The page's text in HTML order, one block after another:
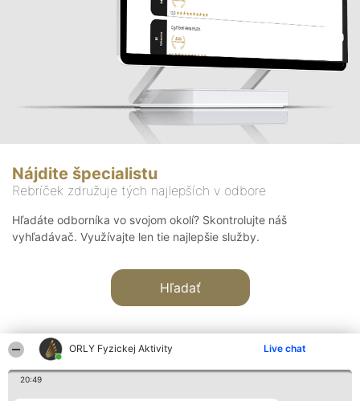
ORLY Fyzickej Aktivity Live chat
20:49
Nájdite špecialistu
Rebríček združuje tých najlepších v odbore
Hľadáte odborníka vo svojom okolí? Skontrolujte náš
vyhľadávač. Využívajte len tie najlepšie služby.
Hľadať